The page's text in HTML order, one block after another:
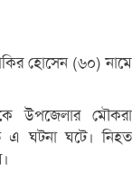
হোসেন (৬০) নামে
উপজেলার মৌকরা
এ ঘটনা ঘটে। নিহত